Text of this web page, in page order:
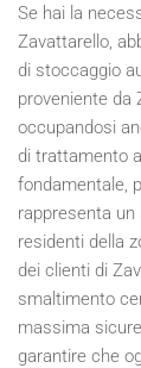
Se hai la
Zavattarello,
di stoccaggio
proveniente da
occupandosi
di trattamento
fondamentale,
rappresenta
residenti della
dei clienti di
smaltimento
massima
garantire che